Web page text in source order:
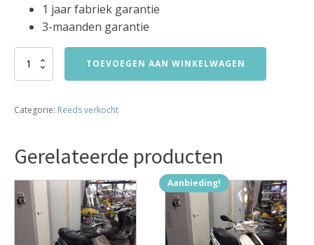
1 jaar fabriek garantie
3-maanden garantie
MASH
BROMFIETS
verkocht
aantal
TOEVOEGEN AAN WINKELWAGEN
Categorie: Reeds verkocht
Gerelateerde producten
Aanbieding!